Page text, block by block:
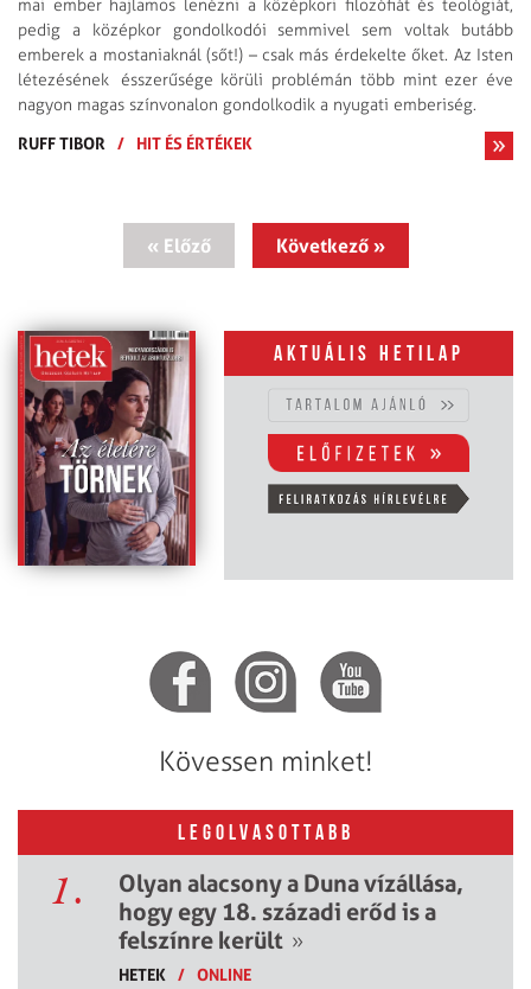
mai ember hajlamos lenézni a középkori filozófiát és teológiát,
pedig a középkor gondolkodói semmivel sem voltak butább
emberek a mostaniaknál (sőt!) – csak más érdekelte őket. Az Isten
létezésének ésszerűsége körüli problémán több mint ezer éve
nagyon magas színvonalon gondolkodik a nyugati emberiség.
RUFF TIBOR
/ HIT ÉS ÉRTÉKEK
« Előző Következő »
Aktuális hetilap
Kövessen minket!
LEGOLVASOTTABB
1.
Olyan alacsony a Duna vízállása,
hogy egy 18. századi erőd is a
felszínre került »
HETEK / ONLINE